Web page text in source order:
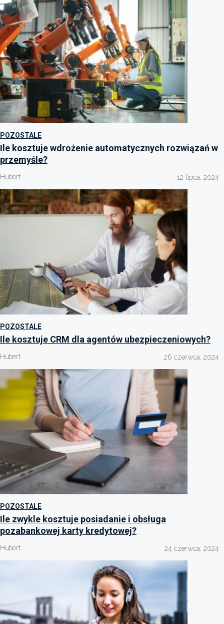
POZOSTALE
Ile kosztuje wdrożenie automatycznych rozwiązań w
przemyśle?
Hubert 12 lipca, 2024
POZOSTALE
Ile kosztuje CRM dla agentów ubezpieczeniowych?
Hubert 26 czerwca, 2024
POZOSTALE
Ile zwykle kosztuje posiadanie i obsługa
pozabankowej karty kredytowej?
Hubert 24 czerwca, 2024